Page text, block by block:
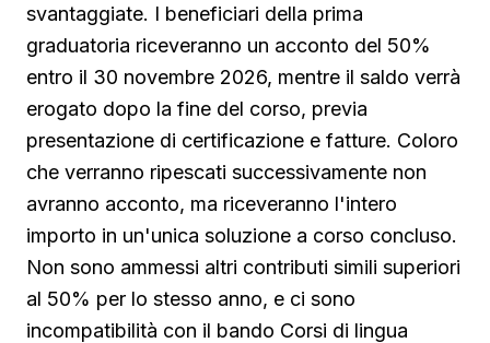
svantaggiate. I beneficiari della prima
graduatoria riceveranno un acconto del 50%
entro il 30 novembre 2026, mentre il saldo verrà
erogato dopo la fine del corso, previa
presentazione di certificazione e fatture. Coloro
che verranno ripescati successivamente non
avranno acconto, ma riceveranno l'intero
importo in un'unica soluzione a corso concluso.
Non sono ammessi altri contributi simili superiori
al 50% per lo stesso anno, e ci sono
incompatibilità con il bando Corsi di lingua